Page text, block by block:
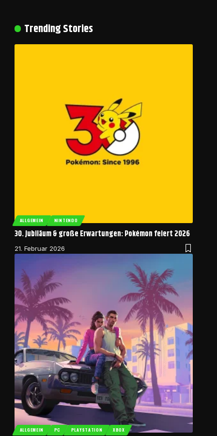
Trending Stories
ALLGEMEIN NINTENDO
30. Jubiläum & große Erwartungen: Pokémon feiert 2026
21. Februar 2026
ALLGEMEIN PC PLAYSTATION XBOX